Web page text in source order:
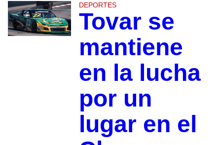
DEPORTES
Tovar se
mantiene
en la lucha
por un
lugar en el